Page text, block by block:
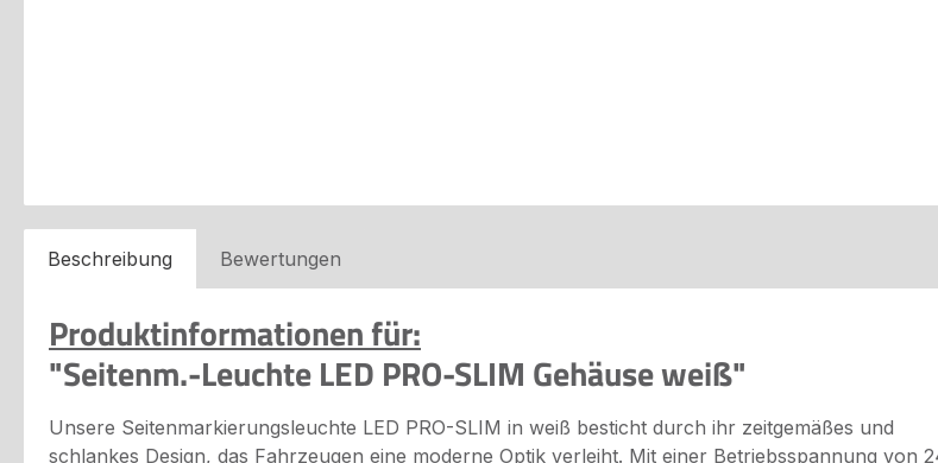
Beschreibung Bewertungen
Produktinformationen für:
"Seitenm.-Leuchte LED PRO-SLIM Gehäuse weiß"
Unsere Seitenmarkierungsleuchte LED PRO-SLIM in weiß besticht durch ihr zeitgemäßes und
schlankes Design, das Fahrzeugen eine moderne Optik verleiht. Mit einer Betriebsspannung von